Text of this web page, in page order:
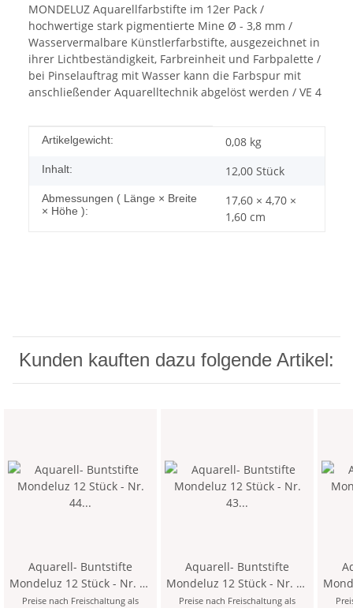
MONDELUZ Aquarellfarbstifte im 12er Pack /
hochwertige stark pigmentierte Mine Ø - 3,8 mm /
Wasservermalbare Künstlerfarbstifte, ausgezeichnet in
ihrer Lichtbeständigkeit, Farbreinheit und Farbpalette /
bei Pinselauftrag mit Wasser kann die Farbspur mit
anschließender Aquarelltechnik abgelöst werden / VE 4
Produkteigenschaft
Wert
Artikelgewicht: 0,08 kg
Inhalt: 12,00 Stück
Abmessungen ( Länge × Breite
× Höhe ):
17,60 × 4,70 ×
1,60 cm
Kunden kauften dazu folgende Artikel:
Aquarell- Buntstifte
Mondeluz 12 Stück - Nr. 44
Naples Yellow
Preise nach Freischaltung als
Aquarell- Buntstifte
Mondeluz 12 Stück - Nr. 43
Light Naples Yellow
Preise nach Freischaltung als